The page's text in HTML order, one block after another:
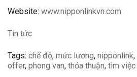
Website: www.nipponlinkvn.com
Tin tức
Tags: chế độ, mức lương, nipponlink,
offer, phong van, thỏa thuận, tìm việc